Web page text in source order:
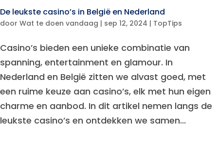
De leukste casino’s in België en Nederland
door Wat te doen vandaag | sep 12, 2024 | TopTips
Casino’s bieden een unieke combinatie van
spanning, entertainment en glamour. In
Nederland en België zitten we alvast goed, met
een ruime keuze aan casino’s, elk met hun eigen
charme en aanbod. In dit artikel nemen langs de
leukste casino’s en ontdekken we samen...